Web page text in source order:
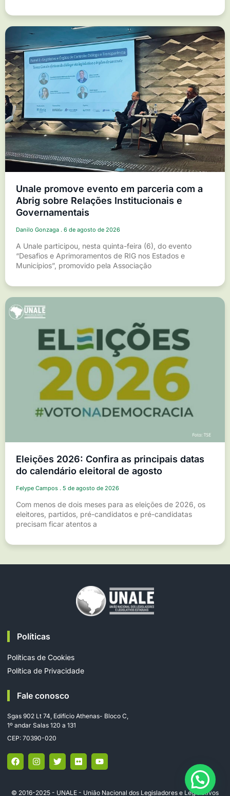
Unale promove evento em parceria com a
Abrig sobre Relações Institucionais e
Governamentais
Danilo Gonzaga 6 de agosto de 2026
A Unale participou, nesta quinta-feira (6), do evento
“Desafios e Aprimoramentos de RIG nos Estados e
Municípios”, promovido pela Associação
Eleições 2026: Confira as principais datas
do calendário eleitoral de agosto
Felype Campos 5 de agosto de 2026
Com menos de dois meses para as eleições de 2026, os
eleitores, partidos, pré-candidatos e pré-candidatas
precisam ficar atentos a
Políticas
Políticas de Cookies
Política de Privacidade
Fale conosco
Sgas 902 Lt 74, Edifício Athenas- Bloco C,
1º andar Salas 120 a 131
CEP: 70390-020
© 2016-2025 - UNALE - União Nacional dos Legisladores e Legislativos